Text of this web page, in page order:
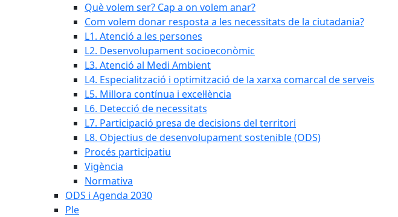
Què volem ser? Cap a on volem anar?
Com volem donar resposta a les necessitats de la ciutadania?
L1. Atenció a les persones
L2. Desenvolupament socioeconòmic
L3. Atenció al Medi Ambient
L4. Especialització i optimització de la xarxa comarcal de serveis
L5. Millora contínua i excel·lència
L6. Detecció de necessitats
L7. Participació presa de decisions del territori
L8. Objectius de desenvolupament sostenible (ODS)
Procés participatiu
Vigència
Normativa
ODS i Agenda 2030
Ple